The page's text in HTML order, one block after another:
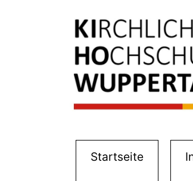
Startseite(current)